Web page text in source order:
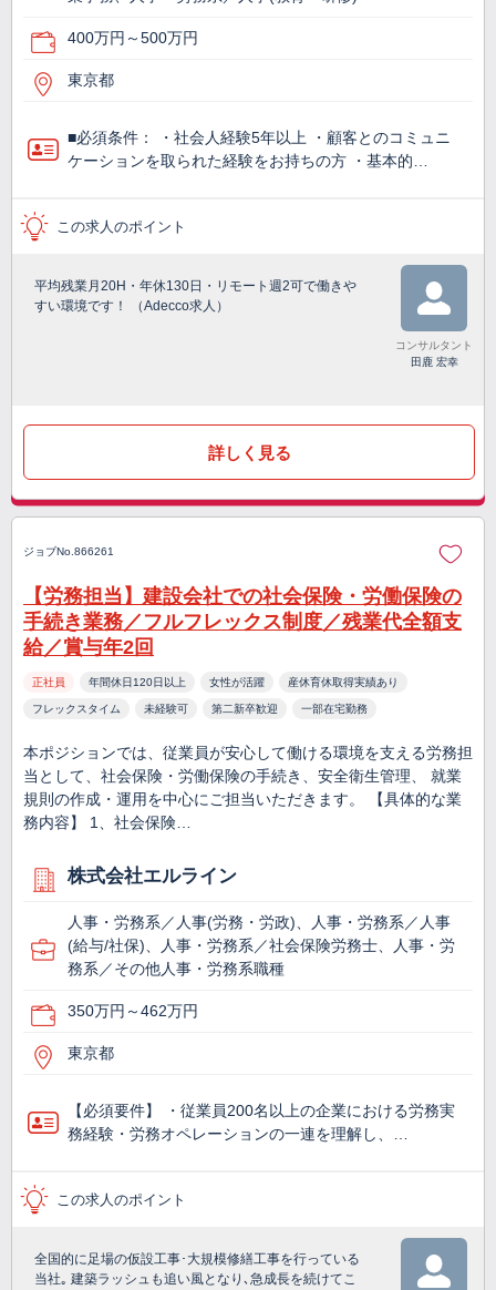
400万円～500万円
東京都
■必須条件： ・社会人経験5年以上 ・顧客とのコミュニ
ケーションを取られた経験をお持ちの方 ・基本的…
この求人のポイント
平均残業月20H・年休130日・リモート週2可で働きや
すい環境です！ （Adecco求人）
コンサルタント
田鹿 宏幸
詳しく見る
ジョブNo.866261
【労務担当】建設会社での社会保険・労働保険の
手続き業務／フルフレックス制度／残業代全額支
給／賞与年2回
正社員 年間休日120日以上 女性が活躍 産休育休取得実績あり
フレックスタイム 未経験可 第二新卒歓迎 一部在宅勤務
本ポジションでは、従業員が安心して働ける環境を支える労務担
当として、社会保険・労働保険の手続き、安全衛生管理、 就業
規則の作成・運用を中心にご担当いただきます。 【具体的な業
務内容】 1、社会保険…
株式会社エルライン
人事・労務系／人事(労務・労政)、人事・労務系／人事
(給与/社保)、人事・労務系／社会保険労務士、人事・労
務系／その他人事・労務系職種
350万円～462万円
東京都
【必須要件】 ・従業員200名以上の企業における労務実
務経験​ ・労務オペレーションの一連を理解し、…
この求人のポイント
全国的に足場の仮設工事･大規模修繕工事を行っている
当社｡ 建築ラッシュも追い風となり､急成長を続けてこ